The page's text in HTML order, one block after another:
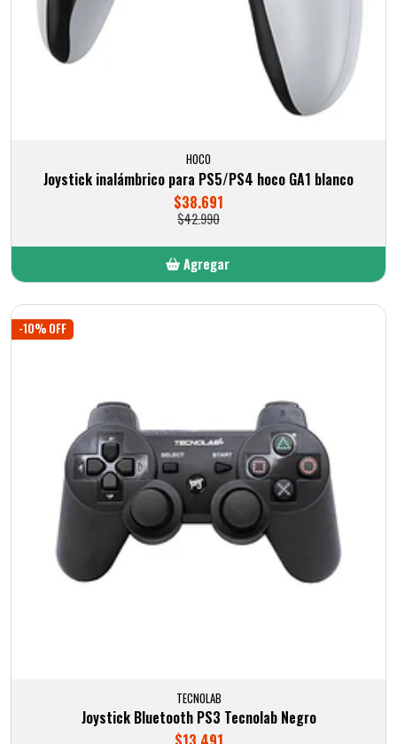
HOCO
Joystick inalámbrico para PS5/PS4 hoco GA1 blanco
$38.691
$42.990
Agregar
-10% OFF
TECNOLAB
Joystick Bluetooth PS3 Tecnolab Negro